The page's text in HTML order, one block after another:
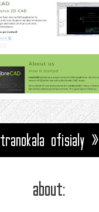
tranokala ofisialy »
about: